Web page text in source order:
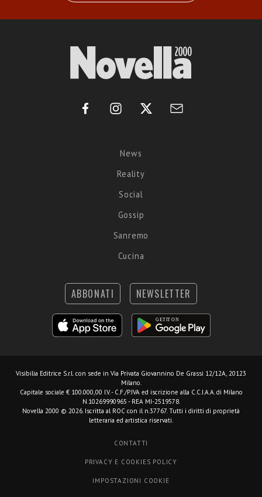
News
Reality
Social
Gossip
Sanremo
Cucina
ABBONATI NEWSLETTER
Visibilia Editrice S.r.l. con sede in Via Privata Giovannino De Grassi 12/12A, 20123
Milano.
Capitale sociale € 100.000,00 I.V. - C.F./P.IVA ed iscrizione alla C.C.I.A.A. di Milano
N.10269990965 - REA MI-2519578.
Novella 2000 © 2026. Iscritta al ROC con il n.37767. Tutti i diritti di proprietà
letteraria ed artistica riservati.
CONTATTI
PRIVACY E COOKIES POLICY
IMPOSTAZIONI COOKIE